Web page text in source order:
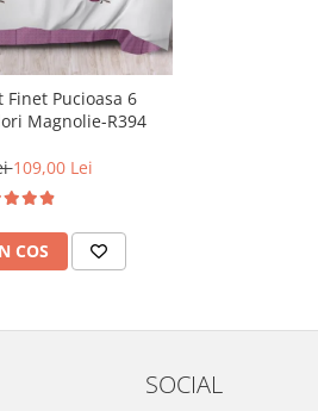
Pucioasa 6
Magnolie-R394
109,00 Lei
COS
SOCIAL